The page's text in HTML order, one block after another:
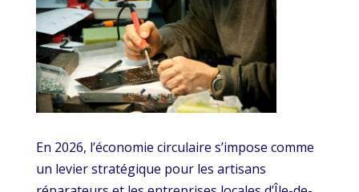
En 2026, l’économie circulaire s’impose comme
un levier stratégique pour les artisans